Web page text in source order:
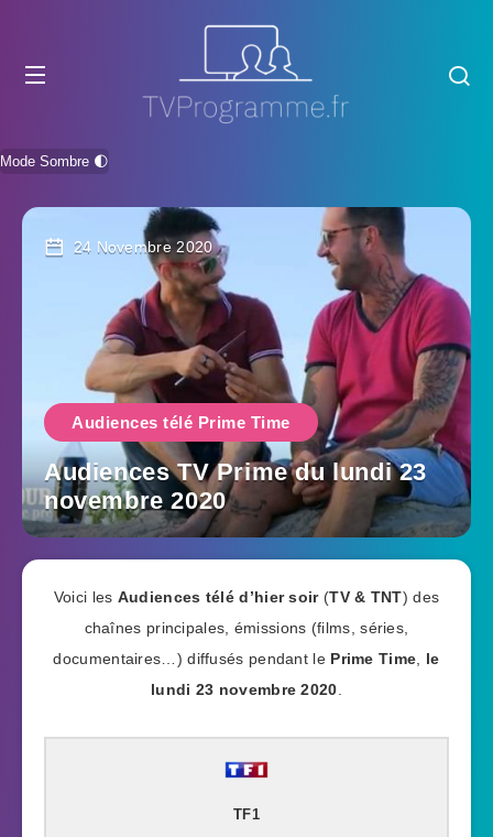
Mode Sombre 🌓
24 Novembre 2020
Audiences télé Prime Time
Audiences TV Prime du lundi 23
novembre 2020
Voici les Audiences télé d’hier soir (TV & TNT) des
chaînes principales, émissions (films, séries,
documentaires…) diffusés pendant le Prime Time
le
lundi 23 novembre 2020
TF1